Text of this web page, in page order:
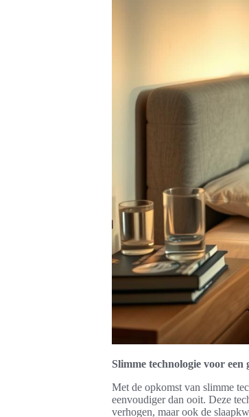
Slimme technologie voor een
Met de opkomst van slimme
eenvoudiger dan ooit. Deze
verhogen, maar ook de